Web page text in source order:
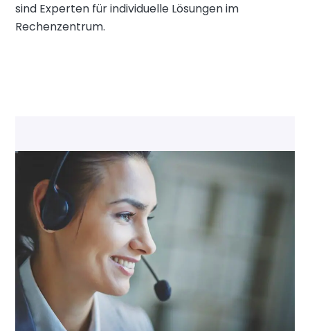
sind Experten für individuelle Lösungen im
Rechenzentrum.